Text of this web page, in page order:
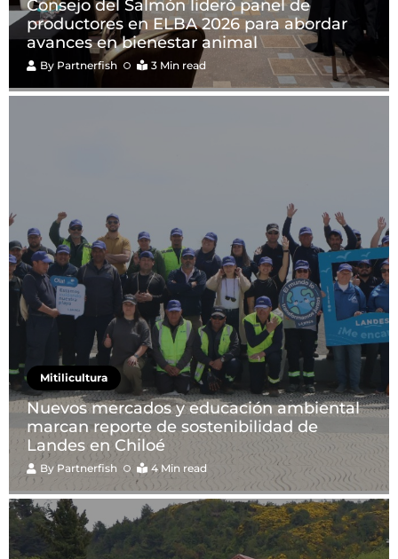
Consejo del Salmón lideró panel de
productores en ELBA 2026 para abordar
avances en bienestar animal
By Partnerfish 3 Min read
Mitilicultura
Nuevos mercados y educación ambiental
marcan reporte de sostenibilidad de
Landes en Chiloé
By Partnerfish 4 Min read